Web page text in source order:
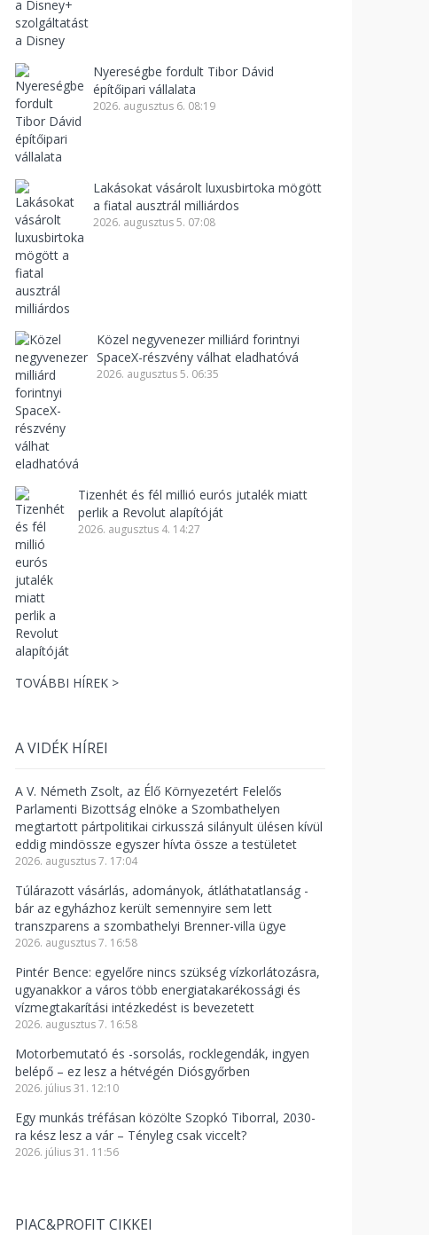
Nyereségbe fordult Tibor Dávid
építőipari vállalata
2026. augusztus 6. 08:19
Lakásokat vásárolt luxusbirtoka mögött
a fiatal ausztrál milliárdos
2026. augusztus 5. 07:08
Közel negyvenezer milliárd forintnyi
SpaceX-részvény válhat eladhatóvá
2026. augusztus 5. 06:35
Tizenhét és fél millió eurós jutalék miatt
perlik a Revolut alapítóját
2026. augusztus 4. 14:27
TOVÁBBI HÍREK >
A VIDÉK HÍREI
A V. Németh Zsolt, az Élő Környezetért Felelős
Parlamenti Bizottság elnöke a Szombathelyen
megtartott pártpolitikai cirkusszá silányult ülésen kívül
eddig mindössze egyszer hívta össze a testületet
2026. augusztus 7. 17:04
Túlárazott vásárlás, adományok, átláthatatlanság -
bár az egyházhoz került semennyire sem lett
transzparens a szombathelyi Brenner-villa ügye
2026. augusztus 7. 16:58
Pintér Bence: egyelőre nincs szükség vízkorlátozásra,
ugyanakkor a város több energiatakarékossági és
vízmegtakarítási intézkedést is bevezetett
2026. augusztus 7. 16:58
Motorbemutató és -sorsolás, rocklegendák, ingyen
belépő – ez lesz a hétvégén Diósgyőrben
2026. július 31. 12:10
Egy munkás tréfásan közölte Szopkó Tiborral, 2030-
ra kész lesz a vár – Tényleg csak viccelt?
2026. július 31. 11:56
PIAC&PROFIT CIKKEI